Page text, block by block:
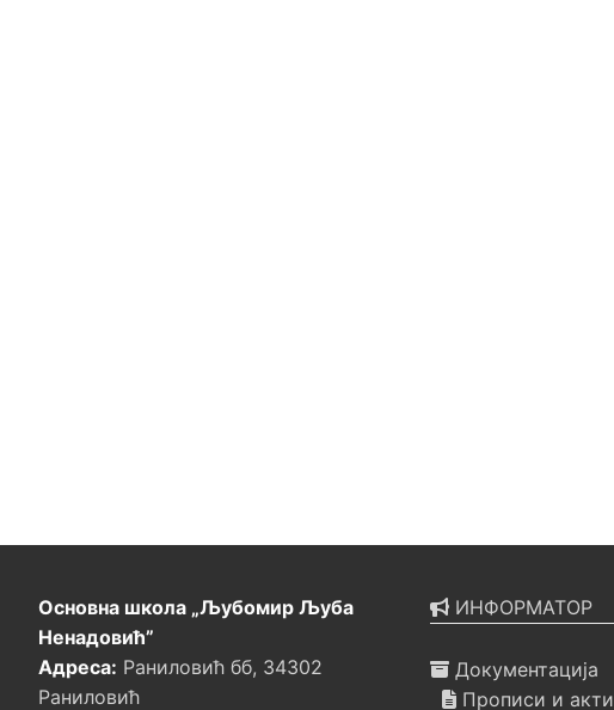
Основна школа „Љубомир Љуба
Ненадовић”
Адреса: Раниловић бб, 34302
Раниловић
ИНФОРМАТОР
Документација
Прописи и акти